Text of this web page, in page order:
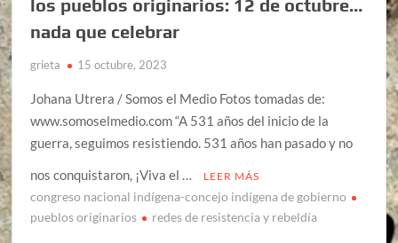
los pueblos originarios: 12 de octubre…
nada que celebrar
grieta 15 octubre, 2023
Johana Utrera / Somos el Medio Fotos tomadas de:
www.somoselmedio.com “A 531 años del inicio de la
guerra, seguimos resistiendo. 531 años han pasado y no
nos conquistaron, ¡Viva el …
LEER MÁS
congreso nacional indígena-concejo indígena de gobierno
pueblos originarios
redes de resistencia y rebeldía